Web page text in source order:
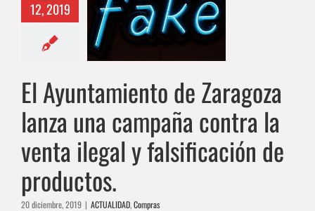
12, 2019
contra la
ilegal y
de
Compras
El Ayuntamiento de Zaragoza
lanza una campaña contra la
venta ilegal y falsificación de
productos.
20 diciembre, 2019 | ACTUALIDAD,Compras